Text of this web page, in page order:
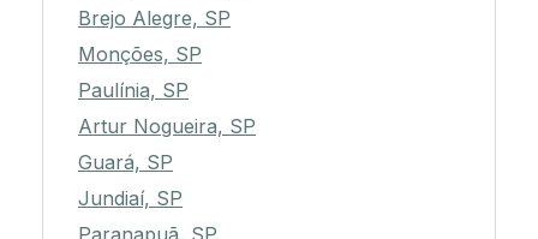
Brejo Alegre, SP
Monções, SP
Paulínia, SP
Artur Nogueira, SP
Guará, SP
Jundiaí, SP